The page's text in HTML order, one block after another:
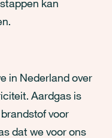
kan
in Nederland over
Aardgas is
voor
dat we voor ons